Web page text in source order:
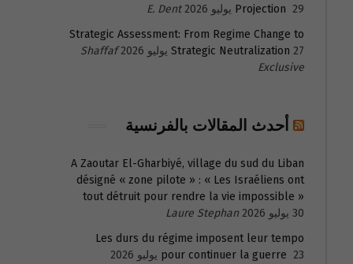
Projection 29 يوليو 2026
E. Dent
Strategic Assessment: From Regime Change to
Strategic Neutralization 27 يوليو 2026
Shaffaf
Exclusive
أحدث المقالات بالفرنسية
A Zaoutar El-Gharbiyé, village du sud du Liban
désigné « zone pilote » : « Les Israéliens ont
tout détruit pour rendre la vie impossible »
30 يوليو 2026
Laure Stephan
Les durs du régime imposent leur tempo
pour continuer la guerre 23 يوليو 2026